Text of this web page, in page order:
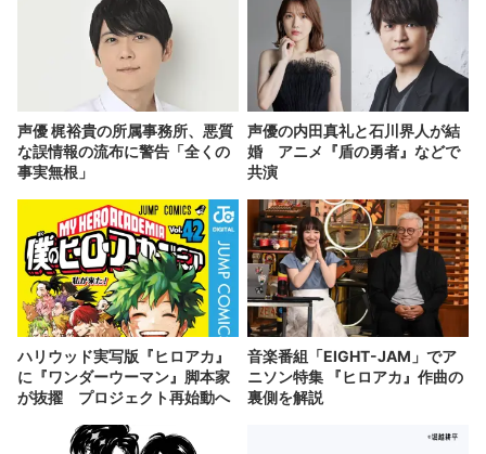
声優 梶裕貴の所属事務所、悪質
な誤情報の流布に警告「全くの
事実無根」
声優の内田真礼と石川界人が結
婚 アニメ『盾の勇者』などで
共演
ハリウッド実写版『ヒロアカ』
に『ワンダーウーマン』脚本家
が抜擢 プロジェクト再始動へ
音楽番組「EIGHT-JAM」でア
ニソン特集 『ヒロアカ』作曲の
裏側を解説